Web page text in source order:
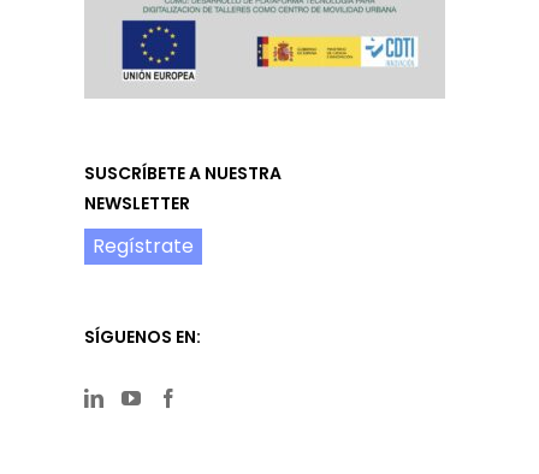
SUSCRÍBETE A NUESTRA
NEWSLETTER
Regístrate
SÍGUENOS EN: